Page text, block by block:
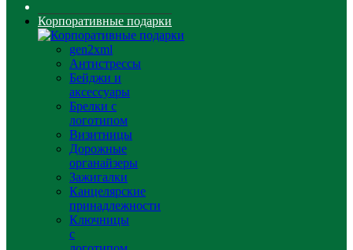
Корпоративные подарки
gen2xml
Антистрессы
Бейджи и
аксессуары
Брелки с
логотипом
Визитницы
Дорожные
органайзеры
Зажигалки
Канцелярские
принадлежности
Ключницы
с